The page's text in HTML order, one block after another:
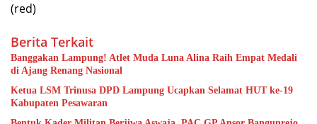
(red)
Berita Terkait
Banggakan Lampung! Atlet Muda Luna Alina Raih Empat Medali
di Ajang Renang Nasional
Ketua LSM Trinusa DPD Lampung Ucapkan Selamat HUT ke-19
Kabupaten Pesawaran